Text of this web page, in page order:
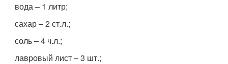
вода – 1 литр;
сахар – 2 ст.л.;
соль – 4 ч.л.;
лавровый лист – 3 шт.;